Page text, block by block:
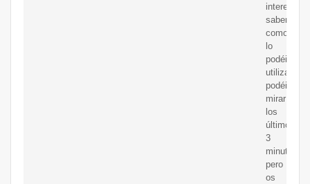
interesa
saber
como
lo
podéis
utilizar
podéis
mirar
los
últimos
3
minutos,
pero
os